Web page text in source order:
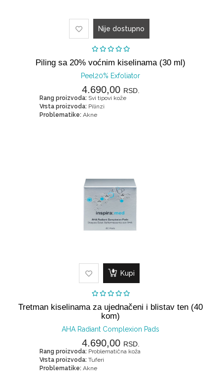
Nije dostupno
Piling sa 20% voćnim kiselinama (30 ml)
Peel20% Exfoliator
4.690,00 RSD.
Rang proizvoda: Svi tipovi kože
Vrsta proizvoda: Pilinzi
Problematike: Akne
Kupi
Tretman kiselinama za ujednačeni i blistav ten (40
kom)
AHA Radiant Complexion Pads
4.690,00 RSD.
Rang proizvoda: Problematična koža
Vrsta proizvoda: Tuferi
Problematike: Akne